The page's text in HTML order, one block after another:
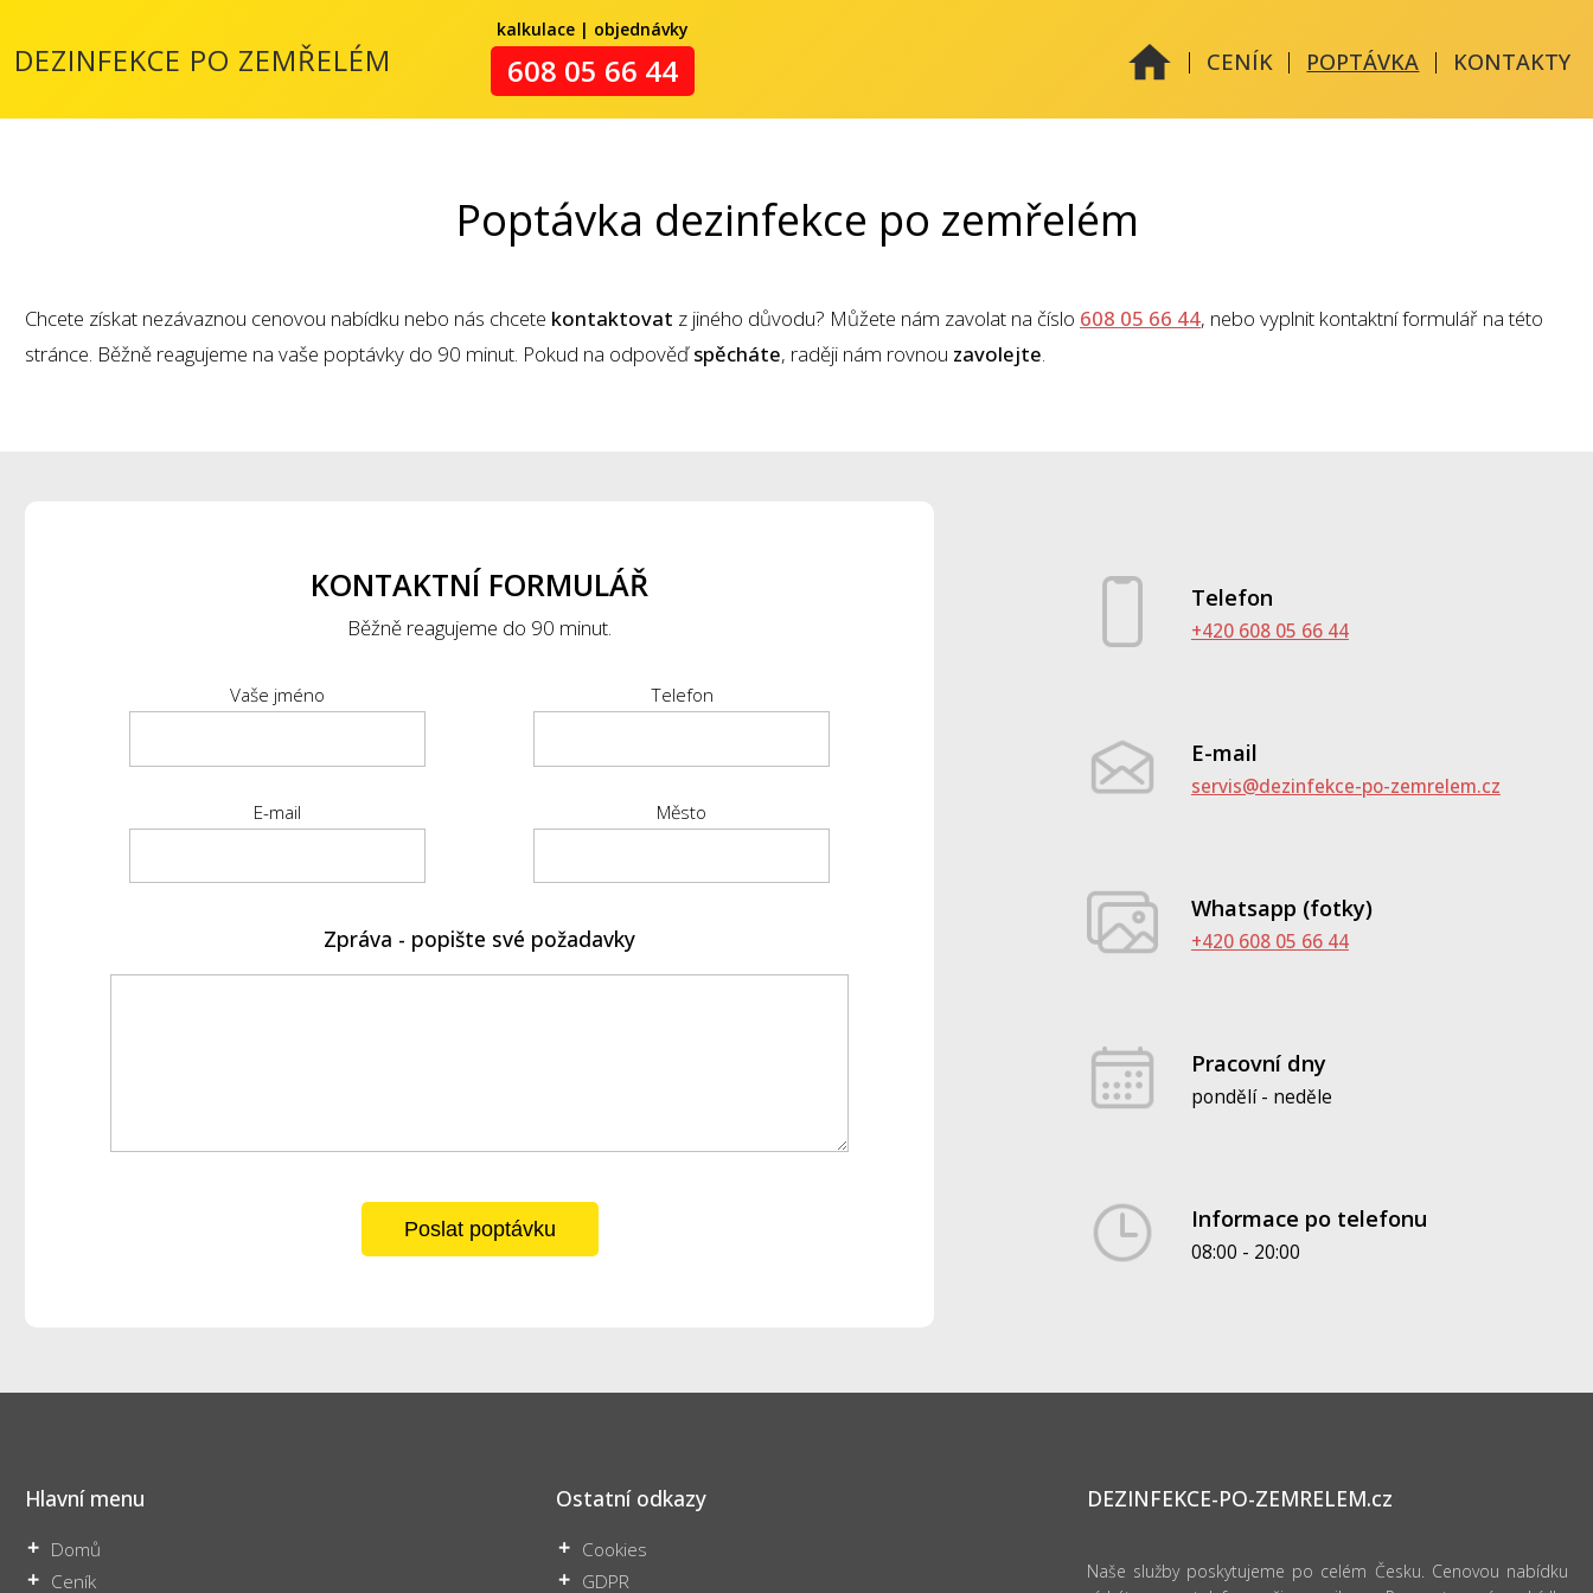
DEZINFEKCE PO ZEMŘELÉM
kalkulace | objednávky
608 05 66 44 | CENÍK | POPTÁVKA | KONTAKTY
Poptávka dezinfekce po zemřelém
Chcete získat nezávaznou cenovou nabídku nebo nás chcete kontaktovat z jiného důvodu? Můžete nám zavolat na číslo 608 05 66 44, nebo vyplnit kontaktní formulář na této
stránce. Běžně reagujeme na vaše poptávky do 90 minut. Pokud na odpověďspěcháte, raději nám rovnou zavolejte
KONTAKTNÍ FORMULÁŘ
Běžně reagujeme do 90 minut.
Vaše jméno Telefon
E-mail Město
Zpráva - popište své požadavky
Poslat poptávku
Telefon
+420 608 05 66 44
E-mail
servis@dezinfekce-po-zemrelem.cz
Whatsapp (fotky)
+420 608 05 66 44
Pracovní dny
pondělí - neděle
Informace po telefonu
08:00 - 20:00
Hlavní menu
Domů
Ceník
Ostatní odkazy
Cookies
GDPR
DEZINFEKCE-PO-ZEMRELEM.cz
Naše služby poskytujeme po celém Česku. Cenovou nabídku